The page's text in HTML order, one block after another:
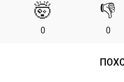
🤯
0
👎
0